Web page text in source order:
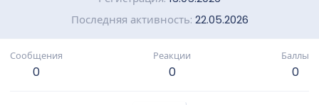
Последняя активность 22.05.2026
Сообщения
0
Реакции
0
Баллы
0